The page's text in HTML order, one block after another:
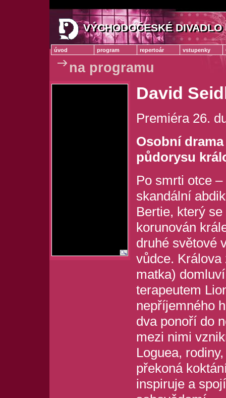
VÝCHODOČESKÉ
VÝCHODOČESKÉ DIVADLO
úvod program repertoár vstupenky
na programu
David
Premiéra 26.
Osobní
půdorysu
Po smrti otce
skandální
Bertie, který
korunován
druhé světové
vůdce. Králova
matka)
terapeutem
nepříjemného
dva ponoří do
mezi nimi
Loguea,
překoná
inspiruje a